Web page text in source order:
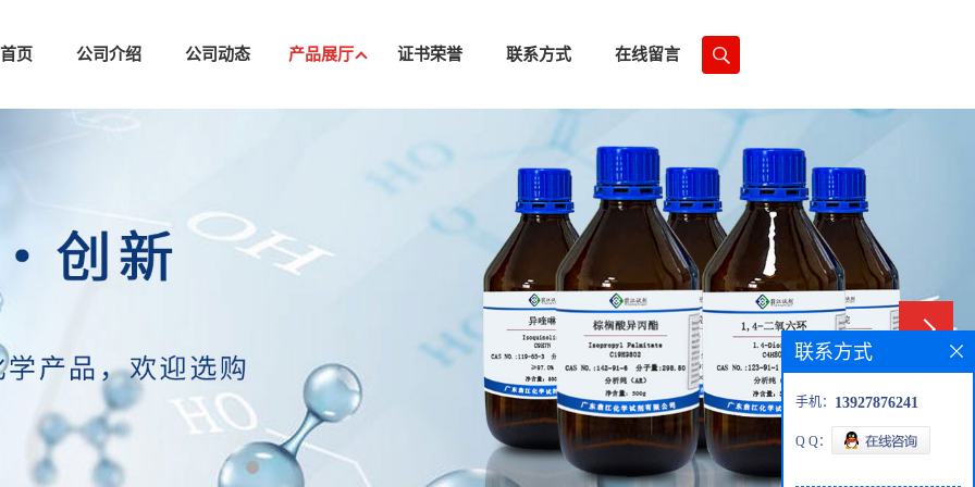
页 公司介绍 公司动态 产品展厅 证书荣誉 联系方式 在线留言
联系方式
手机： 13927876241
Q Q：